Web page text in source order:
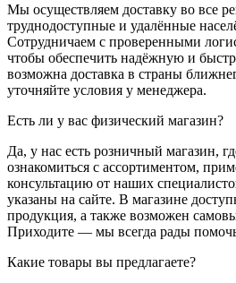
Мы осуществляем доставку во все
труднодоступные и удалённые
Сотрудничаем с проверенными
чтобы обеспечить надёжную и
возможна доставка в страны
уточняйте условия у менеджера.
Есть ли у вас физический магазин?
Да, у нас есть розничный магазин,
ознакомиться с ассортиментом,
консультацию от наших
указаны на сайте. В магазине
продукция, а также возможен
Приходите — мы всегда рады
Какие товары вы предлагаете?